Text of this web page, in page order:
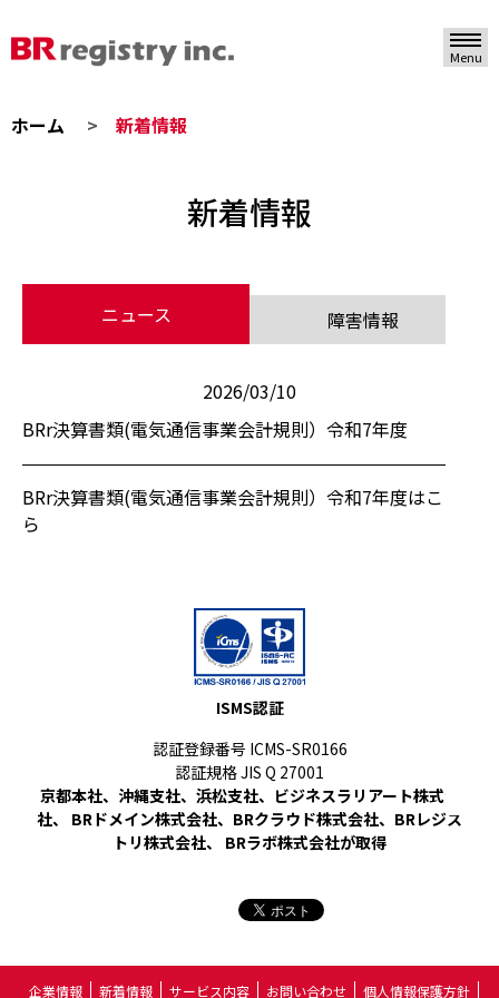
Menu
ホーム 新着情報
新着情報
ニュース 障害情報
2026/03/10
BRr決算書類(電気通信事業会計規則）令和7年度
BRr決算書類(電気通信事業会計規則）令和7年度はこち
ら
ISMS認証
認証登録番号 ICMS-SR0166
認証規格 JIS Q 27001
京都本社、沖縄支社、浜松支社、ビジネスラリアート株式会
社、 BRドメイン株式会社、BRクラウド株式会社、BRレジス
トリ株式会社、 BRラボ株式会社が取得
企業情報 新着情報 サービス内容 お問い合わせ 個人情報保護方針